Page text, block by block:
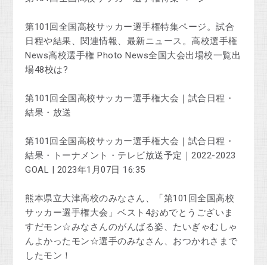
第101回全国高校サッカー選手権特集ページ。試合
日程や結果、関連情報、最新ニュース。高校選手権
News高校選手権 Photo News全国大会出場校一覧出
場48校は?
第101回全国高校サッカー選手権大会｜試合日程・
結果・放送
第101回全国高校サッカー選手権大会｜試合日程・
結果・トーナメント・テレビ放送予定｜2022-2023
GOAL | 2023年1月07日 16:35
熊本県立大津高校のみなさん、「第101回全国高校
サッカー選手権大会」ベスト4おめでとうございま
すだモン☆みなさんのがんばる姿、たいぎゃむしゃ
んよかったモン☆選手のみなさん、おつかれさまで
したモン！